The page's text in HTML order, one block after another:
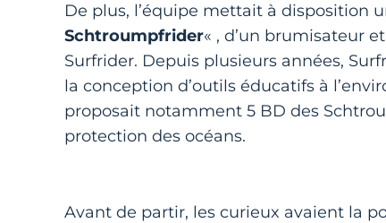
De plus, l’équipe mettait à disposition
Schtroumpfrider« , d’un brumisateur
Surfrider. Depuis plusieurs années,
la conception d’outils éducatifs à
proposait notamment 5 BD des
protection des océans.
Avant de partir, les curieux avaient la